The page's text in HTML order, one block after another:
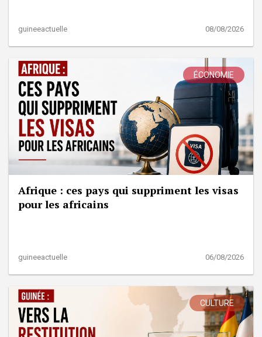
guineeactuelle 08/08/2026
ÉCONOMIE
Afrique : ces pays qui suppriment les visas
pour les africains
guineeactuelle 06/08/2026
CULTURE